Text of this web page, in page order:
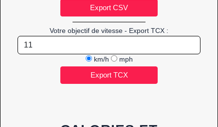
Votre objectif de vitesse - Export TCX :
km/h mph